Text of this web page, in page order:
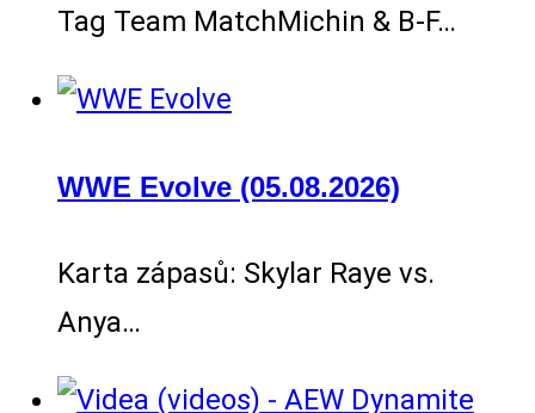
Tag Team MatchMichin & B-F…
WWE Evolve (05.08.2026)
Karta zápasů: Skylar Raye vs.
Anya…